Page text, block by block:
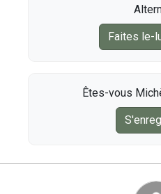
Faites le-
Êtes-vous